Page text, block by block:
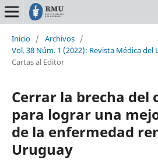
Inicio / Archivos /
Vol. 38 Núm. 1 (2022): Revista Médica del
Cartas al Editor
Cerrar la brecha del
para lograr una
de la enfermedad
Uruguay